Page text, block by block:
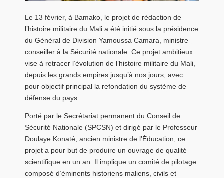
Le 13 février, à Bamako, le projet de rédaction de
l’histoire militaire du Mali a été initié sous la présidence
du Général de Division Yamoussa Camara, ministre
conseiller à la Sécurité nationale. Ce projet ambitieux
vise à retracer l’évolution de l’histoire militaire du Mali,
depuis les grands empires jusqu’à nos jours, avec
pour objectif principal la refondation du système de
défense du pays.
Porté par le Secrétariat permanent du Conseil de
Sécurité Nationale (SPCSN) et dirigé par le Professeur
Doulaye Konaté, ancien ministre de l’Éducation, ce
projet a pour but de produire un ouvrage de qualité
scientifique en un an. Il implique un comité de pilotage
composé d’éminents historiens maliens, civils et